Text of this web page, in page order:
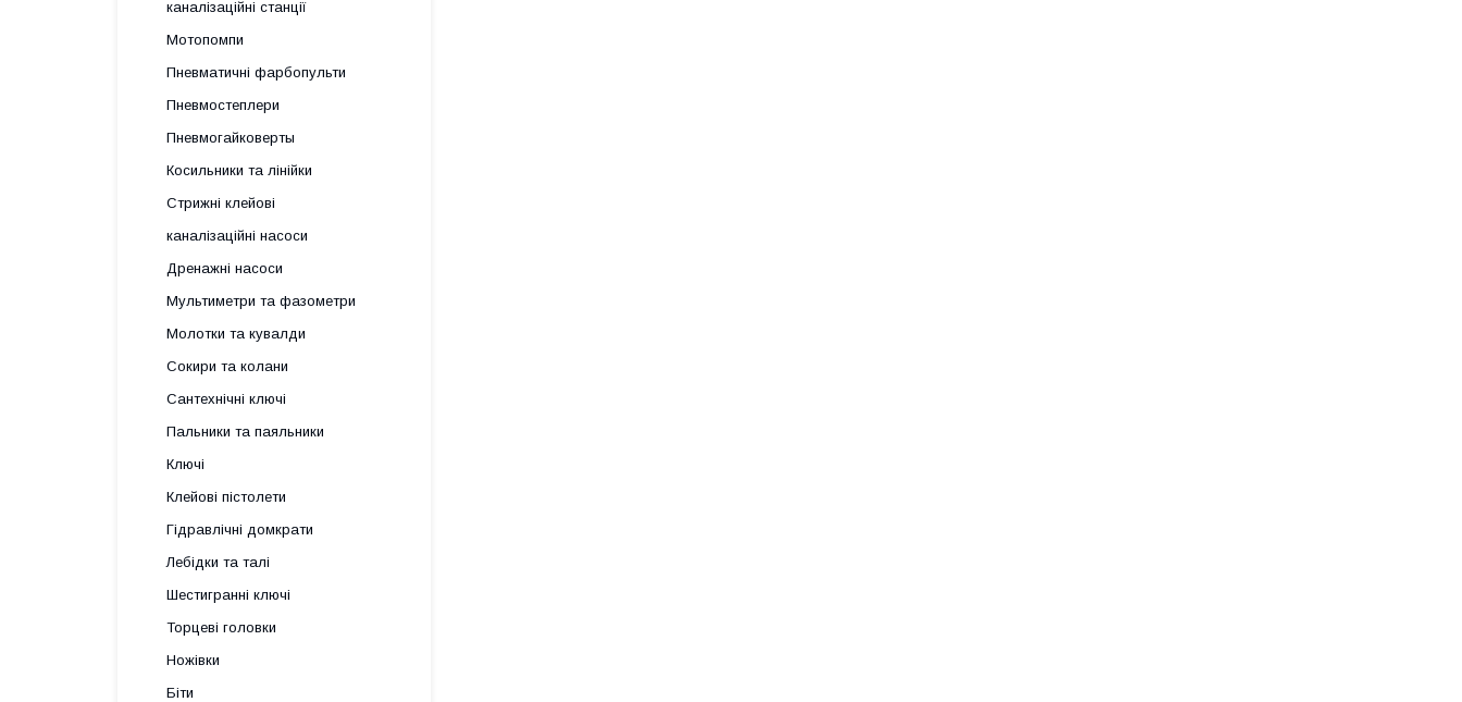
каналізаційні станції
Мотопомпи
Пневматичні фарбопульти
Пневмостеплери
Пневмогайковерты
Косильники та лінійки
Стрижні клейові
каналізаційні насоси
Дренажні насоси
Мультиметри та фазометри
Молотки та кувалди
Сокири та колани
Сантехнічні ключі
Пальники та паяльники
Ключі
Клейові пістолети
Гідравлічні домкрати
Лебідки та талі
Шестигранні ключі
Торцеві головки
Ножівки
Біти